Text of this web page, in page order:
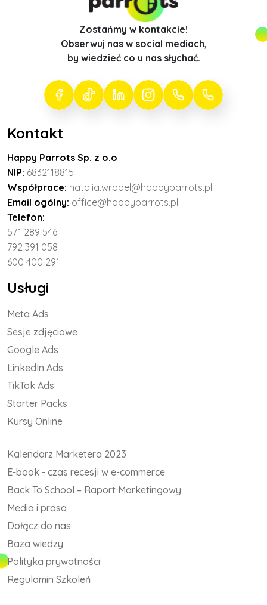
Zostańmy w kontakcie!
Obserwuj nas w social mediach,
by wiedzieć co u nas słychać.
Kontakt
Happy Parrots Sp. z o.o
NIP: 6832118815
Współprace: natalia.wrobel@happyparrots.pl
Email ogólny: office@happyparrots.pl
Telefon:
571 289 546
792 391 058
600 400 291
Usługi
Meta Ads
Sesje zdjęciowe
Google Ads
LinkedIn Ads
TikTok Ads
Starter Packs
Kursy Online
Kalendarz Marketera 2023
E-book - czas recesji w e-commerce
Back To School – Raport Marketingowy
Media i prasa
Dołącz do nas
Baza wiedzy
Polityka prywatności
Regulamin Szkoleń